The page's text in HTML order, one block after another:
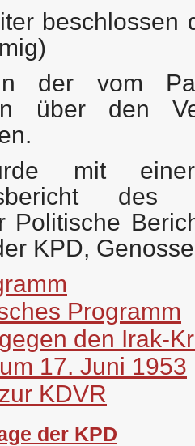
beschlossen
der vom
über den
mit
des
Politische
KPD,
Programm
den Irak-
17. Juni 1953
KDVR
der KPD